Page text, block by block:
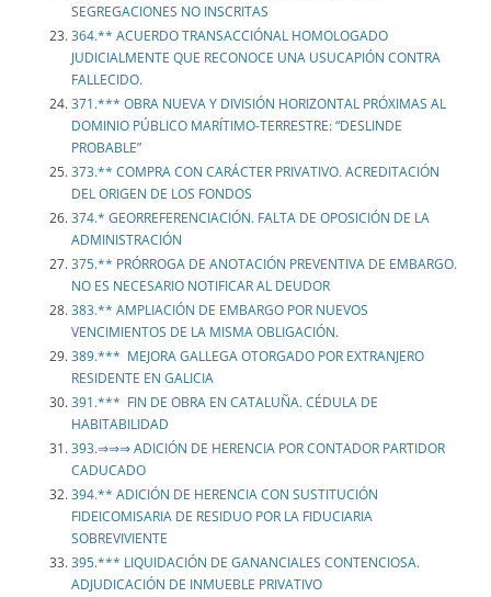
SEGREGACIONES NO INSCRITAS
364.** ACUERDO TRANSACCIÓNAL HOMOLOGADO
JUDICIALMENTE QUE RECONOCE UNA USUCAPIÓN CONTRA
FALLECIDO.
371.*** OBRA NUEVA Y DIVISIÓN HORIZONTAL PRÓXIMAS AL
DOMINIO PÚBLICO MARÍTIMO-TERRESTRE: “DESLINDE
PROBABLE”
373.** COMPRA CON CARÁCTER PRIVATIVO. ACREDITACIÓN
DEL ORIGEN DE LOS FONDOS
374.* GEORREFERENCIACIÓN. FALTA DE OPOSICIÓN DE LA
ADMINISTRACIÓN
375.** PRÓRROGA DE ANOTACIÓN PREVENTIVA DE EMBARGO.
NO ES NECESARIO NOTIFICAR AL DEUDOR
383.** AMPLIACIÓN DE EMBARGO POR NUEVOS
VENCIMIENTOS DE LA MISMA OBLIGACIÓN.
389.*** MEJORA GALLEGA OTORGADO POR EXTRANJERO
RESIDENTE EN GALICIA
391.*** FIN DE OBRA EN CATALUÑA. CÉDULA DE
HABITABILIDAD
393.⇒⇒⇒ ADICIÓN DE HERENCIA POR CONTADOR PARTIDOR
CADUCADO
394.** ADICIÓN DE HERENCIA CON SUSTITUCIÓN
FIDEICOMISARIA DE RESIDUO POR LA FIDUCIARIA
SOBREVIVIENTE
395.*** LIQUIDACIÓN DE GANANCIALES CONTENCIOSA.
ADJUDICACIÓN DE INMUEBLE PRIVATIVO